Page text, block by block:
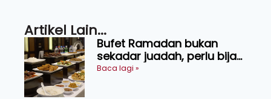
Artikel Lain...
Bufet Ramadan bukan
sekadar juadah, perlu bijak
memilih dan selamat
Baca lagi »